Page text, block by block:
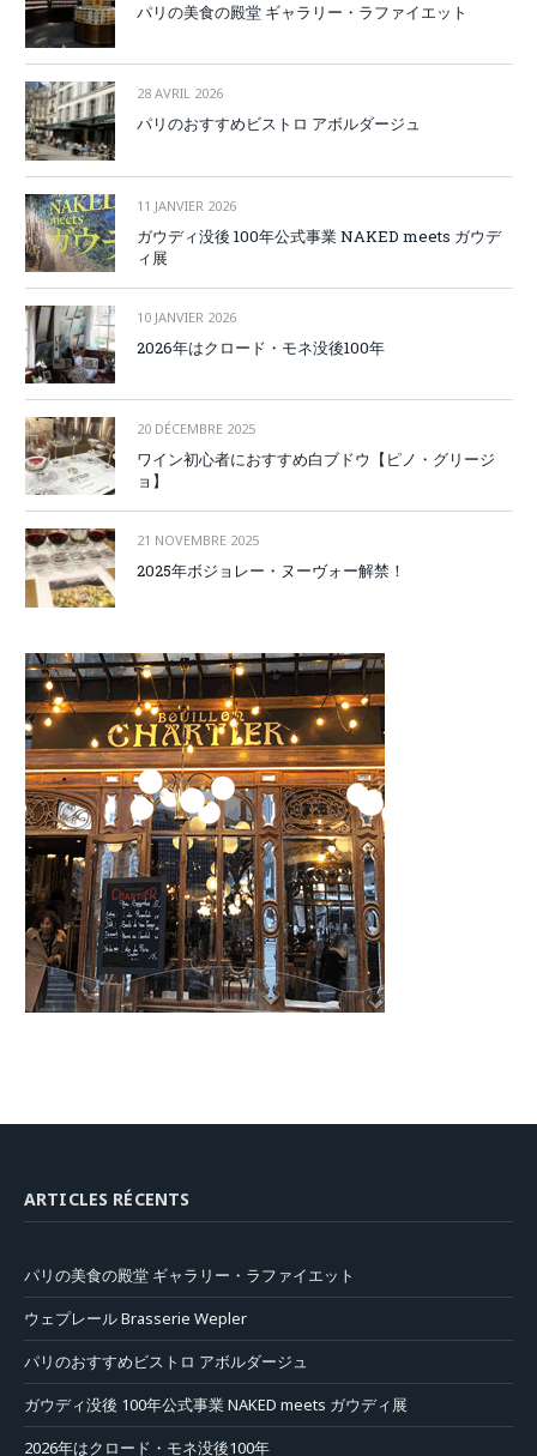
パリの美食の殿堂 ギャラリー・ラファイエット
28 AVRIL 2026
パリのおすすめビストロ アボルダージュ
11 JANVIER 2026
ガウディ没後 100年公式事業 NAKED meets ガウデ
ィ展
10 JANVIER 2026
2026年はクロード・モネ没後100年
20 DÉCEMBRE 2025
ワイン初心者におすすめ白ブドウ【ピノ・グリージ
ョ】
21 NOVEMBRE 2025
2025年ボジョレー・ヌーヴォー解禁！
ARTICLES RÉCENTS
パリの美食の殿堂 ギャラリー・ラファイエット
ウェプレール Brasserie Wepler
パリのおすすめビストロ アボルダージュ
ガウディ没後 100年公式事業 NAKED meets ガウディ展
2026年はクロード・モネ没後100年